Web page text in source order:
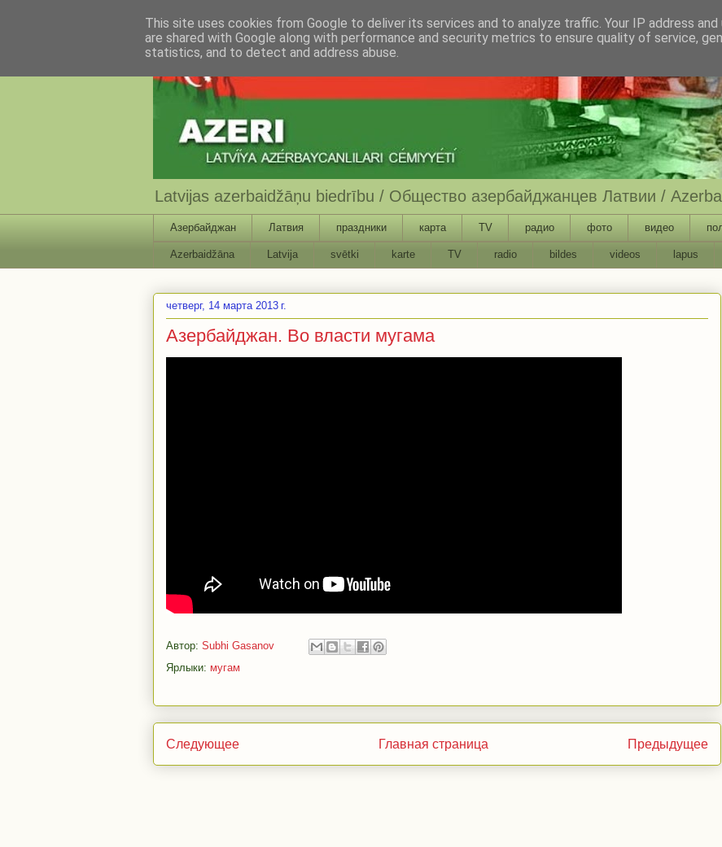
Latvijas azerbaidžāņu biedrību / Общество азербайджанцев Латвии /
Азербайджан Латвия праздники карта TV радио фото видео
Azerbaidžāna Latvija svētki karte TV radio bildes videos lapus
четверг, 14 марта 2013 г.
Азербайджан. Во власти мугама
Автор: Subhi Gasanov
Ярлыки: мугам
Следующее Предыдущее
Главная страница
This site uses cookies from Google to deliver its services and to analyze traffic. Your IP address and
are shared with Google along with performance and security metrics to ensure quality of service,
statistics, and to detect and address abuse.